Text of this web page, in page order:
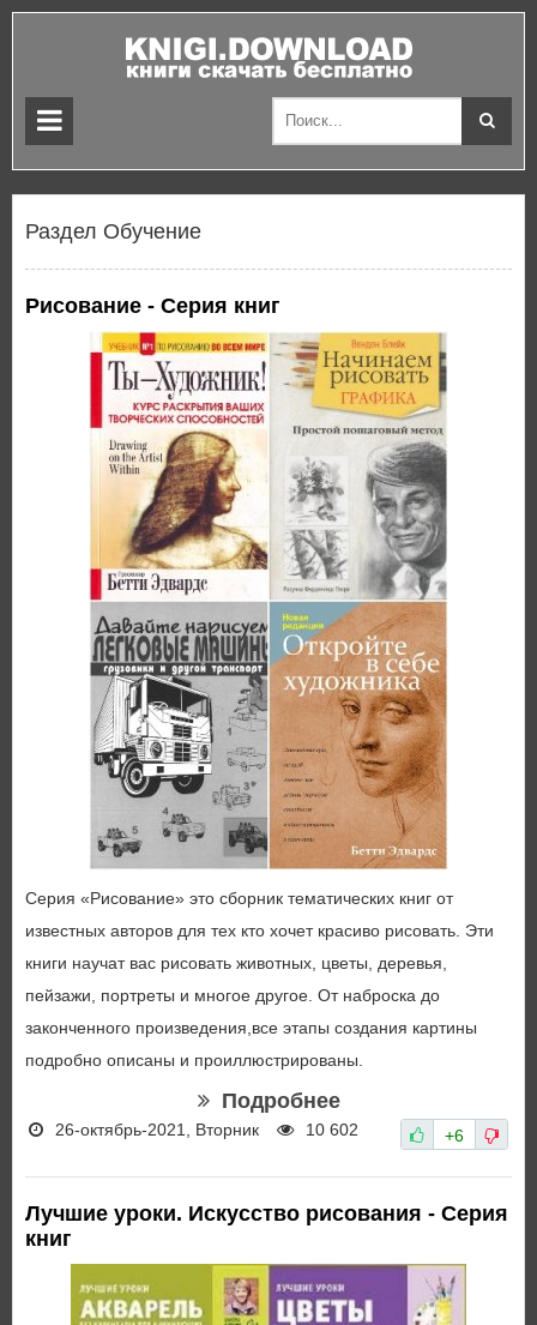
Раздел Обучение
Рисование - Серия книг
Серия «Рисование» это сборник тематических книг от
известных авторов для тех кто хочет красиво рисовать. Эти
книги научат вас рисовать животных, цветы, деревья,
пейзажи, портреты и многое другое. От наброска до
законченного произведения,все этапы создания картины
подробно описаны и проиллюстрированы.
Подробнее
26-октябрь-2021, Вторник 10 602 +6
Лучшие уроки. Искусство рисования - Серия
книг